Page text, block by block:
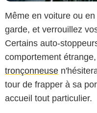
Même en voiture ou
garde, et verrouillez
Certains auto-
comportement
tronçonneuse
tour de frapper à sa
accueil tout particulier.